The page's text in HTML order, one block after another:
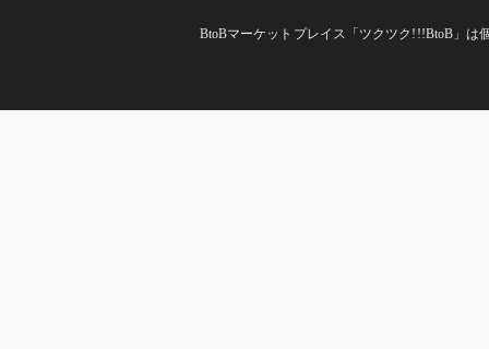
BtoBマーケットプレイス「ツクツク!!!BtoB」は